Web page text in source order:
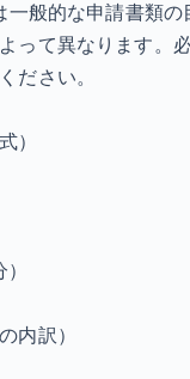
一般的な申請書類の
って異なります。
ださい。
）
内訳）